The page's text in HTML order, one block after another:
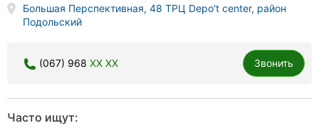
Большая Перспективная, 48 ТРЦ Depo't center, район
Подольский
(067) 968 XX XX Звонить
Часто ищут: